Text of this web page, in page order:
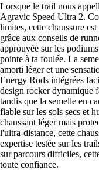
Lorsque le trail nous
Agravic Speed Ultra 2.
limites, cette chaussure
grâce aux conseils de
approuvée sur les
pointe à ta foulée. La
amorti léger et une
Energy Rods intégrées
design rocker dynamique
tandis que la semelle en
fiable sur les sols secs et
chaussant léger mais
l'ultra-distance, cette
expertise testée sur les
sur parcours difficiles,
toute confiance.